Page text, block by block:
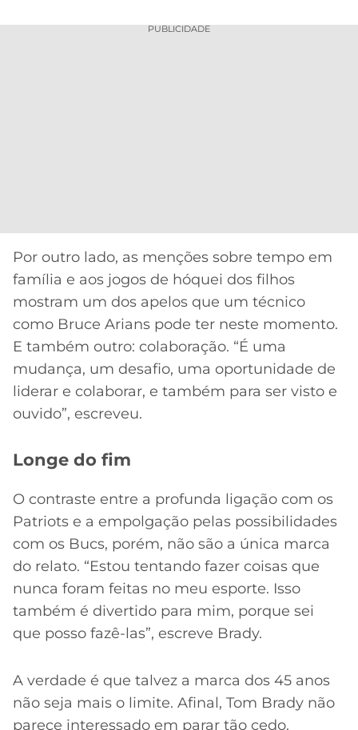
PUBLICIDADE
Por outro lado, as menções sobre tempo em
família e aos jogos de hóquei dos filhos
mostram um dos apelos que um técnico
como Bruce Arians pode ter neste momento.
E também outro: colaboração. “É uma
mudança, um desafio, uma oportunidade de
liderar e colaborar, e também para ser visto e
ouvido”, escreveu.
Longe do fim
O contraste entre a profunda ligação com os
Patriots e a empolgação pelas possibilidades
com os Bucs, porém, não são a única marca
do relato. “Estou tentando fazer coisas que
nunca foram feitas no meu esporte. Isso
também é divertido para mim, porque sei
que posso fazê-las”, escreve Brady.
A verdade é que talvez a marca dos 45 anos
não seja mais o limite. Afinal, Tom Brady não
parece interessado em parar tão cedo.